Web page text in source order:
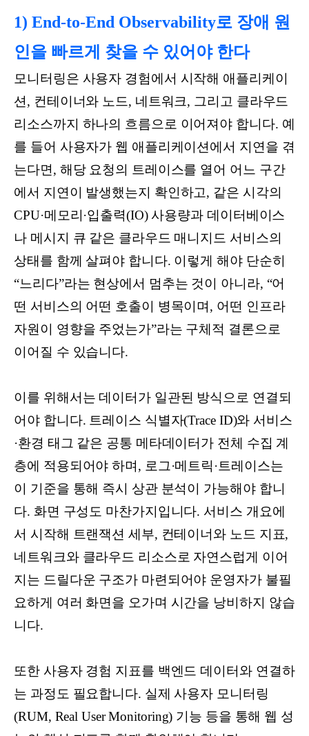
1) End-to-End Observability로 장애 원
인을 빠르게 찾을 수 있어야 한다
모니터링은 사용자 경험에서 시작해 애플리케이
션, 컨테이너와 노드, 네트워크, 그리고 클라우드
리소스까지 하나의 흐름으로 이어져야 합니다. 예
를 들어 사용자가 웹 애플리케이션에서 지연을 겪
는다면, 해당 요청의 트레이스를 열어 어느 구간
에서 지연이 발생했는지 확인하고, 같은 시각의
CPU·메모리·입출력(IO) 사용량과 데이터베이스
나 메시지 큐 같은 클라우드 매니지드 서비스의
상태를 함께 살펴야 합니다. 이렇게 해야 단순히
“느리다”라는 현상에서 멈추는 것이 아니라, “어
떤 서비스의 어떤 호출이 병목이며, 어떤 인프라
자원이 영향을 주었는가”라는 구체적 결론으로
이어질 수 있습니다.
이를 위해서는 데이터가 일관된 방식으로 연결되
어야 합니다. 트레이스 식별자(Trace ID)와 서비스
·환경 태그 같은 공통 메타데이터가 전체 수집 계
층에 적용되어야 하며, 로그·메트릭·트레이스는
이 기준을 통해 즉시 상관 분석이 가능해야 합니
다. 화면 구성도 마찬가지입니다. 서비스 개요에
서 시작해 트랜잭션 세부, 컨테이너와 노드 지표,
네트워크와 클라우드 리소스로 자연스럽게 이어
지는 드릴다운 구조가 마련되어야 운영자가 불필
요하게 여러 화면을 오가며 시간을 낭비하지 않습
니다.
또한 사용자 경험 지표를 백엔드 데이터와 연결하
는 과정도 필요합니다. 실제 사용자 모니터링
(RUM, Real User Monitoring) 기능 등을 통해 웹 성